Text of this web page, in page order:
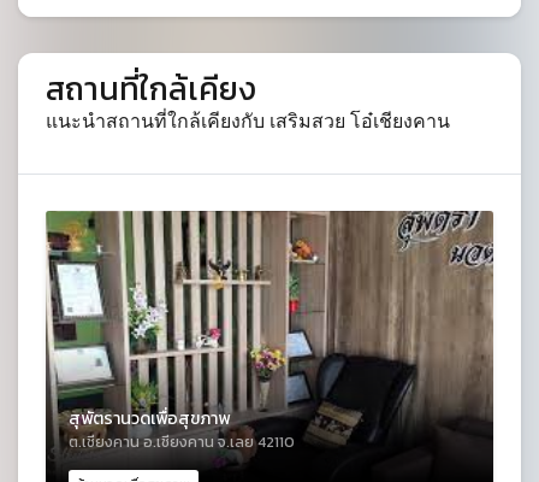
สถานที่ใกล้เคียง
แนะนำสถานที่ใกล้เคียงกับ เสริมสวย โอ๋เชียงคาน
สุพัตรานวดเพื่อสุขภาพ
ต.เชียงคาน อ.เชียงคาน จ.เลย 42110